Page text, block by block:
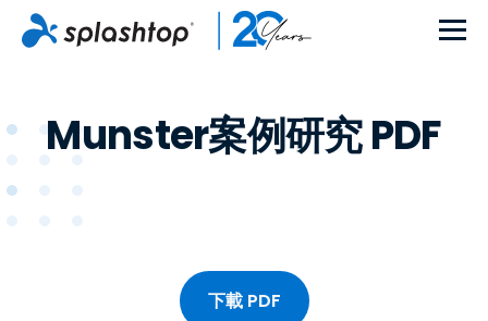
Munster案例研究 PDF
下載 PDF